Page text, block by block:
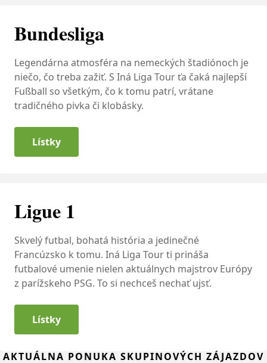
Bundesliga
Legendárna atmosféra na nemeckých štadiónoch je
niečo, čo treba zažiť. S Iná Liga Tour ťa čaká najlepší
Fußball so všetkým, čo k tomu patrí, vrátane
tradičného pivka či klobásky.
Lístky
Ligue 1
Skvelý futbal, bohatá história a jedinečné
Francúzsko k tomu. Iná Liga Tour ti prináša
futbalové umenie nielen aktuálnych majstrov Európy
z parížskeho PSG. To si nechceš nechať ujsť.
Lístky
AKTUÁLNA PONUKA SKUPINOVÝCH ZÁJAZDOV